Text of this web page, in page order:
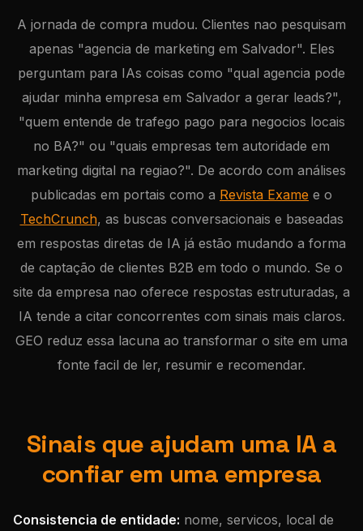
A jornada de compra mudou. Clientes nao pesquisam
apenas "agencia de marketing em Salvador". Eles
perguntam para IAs coisas como "qual agencia pode
ajudar minha empresa em Salvador a gerar leads?",
"quem entende de trafego pago para negocios locais
no BA?" ou "quais empresas tem autoridade em
marketing digital na regiao?". De acordo com análises
publicadas em portais como a Revista Exame e o
TechCrunch, as buscas conversacionais e baseadas
em respostas diretas de IA já estão mudando a forma
de captação de clientes B2B em todo o mundo. Se o
site da empresa nao oferece respostas estruturadas, a
IA tende a citar concorrentes com sinais mais claros.
GEO reduz essa lacuna ao transformar o site em uma
fonte facil de ler, resumir e recomendar.
Sinais que ajudam uma IA a
confiar em uma empresa
Consistencia de entidade: nome, servicos, local de